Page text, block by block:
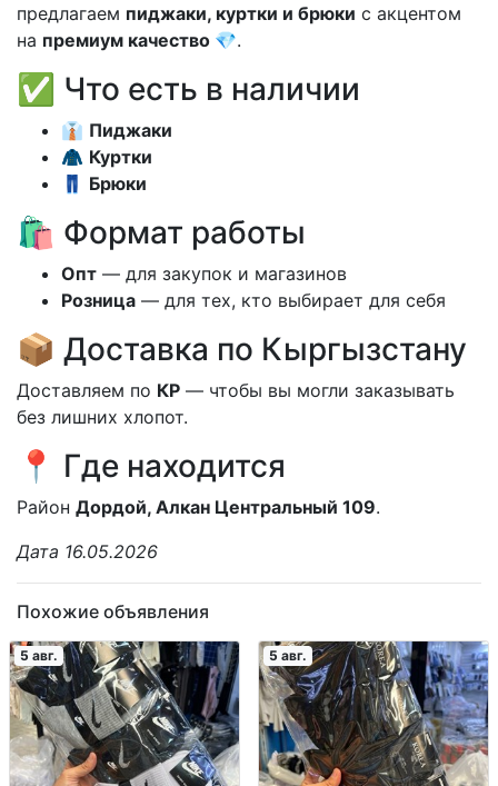
предлагаем пиджаки, куртки и брюки с акцентом
на премиум качество 💎.
✅ Что есть в наличии
👔 Пиджаки
🧥 Куртки
👖 Брюки
🛍️ Формат работы
Опт — для закупок и магазинов
Розница — для тех, кто выбирает для себя
📦 Доставка по Кыргызстану
Доставляем по КР — чтобы вы могли заказывать
без лишних хлопот.
📍 Где находится
Район Дордой, Алкан Центральный 109.
Дата 16.05.2026
Похожие объявления
5 авг. 5 авг.